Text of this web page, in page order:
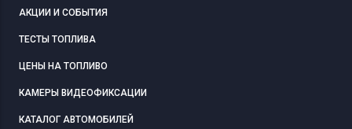
АКЦИИ И СОБЫТИЯ
ТЕСТЫ ТОПЛИВА
ЦЕНЫ НА ТОПЛИВО
КАМЕРЫ ВИДЕОФИКСАЦИИ
КАТАЛОГ АВТОМОБИЛЕЙ